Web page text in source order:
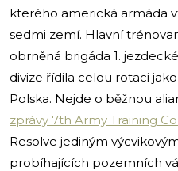
kterého americká armáda
sedmi zemí. Hlavní
obrněná brigáda 1.
divize řídila celou rotaci
Polska. Nejde o běžnou
zprávy 7th Army Training
Resolve jediným
probíhajících pozemních